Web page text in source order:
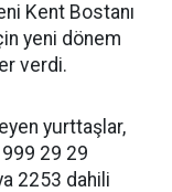
Kent Bostanı
yeni dönem
verdi.
yurttaşlar,
29 29
2253 dahili